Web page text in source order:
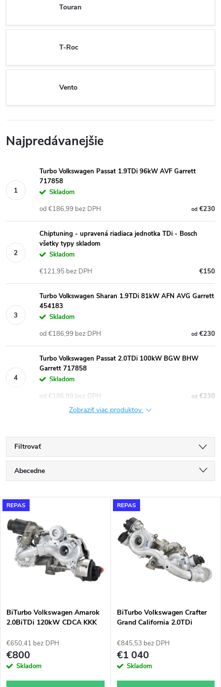
Touran
T-Roc
Vento
Najpredávanejšie
Turbo Volkswagen Passat 1.9TDi 96kW AVF Garrett
717858
Skladom
od€230
od €186,99 bez DPH
Chiptuning - upravená riadiaca jednotka TDi - Bosch
všetky typy skladom
Skladom
€150
€121,95 bez DPH
Turbo Volkswagen Sharan 1.9TDi 81kW AFN AVG Garrett
454183
Skladom
od€230
od €186,99 bez DPH
Turbo Volkswagen Passat 2.0TDi 100kW BGW BHW
Garrett 717858
Skladom
od€230
od €186,99 bez DPH
Zobraziť viac produktov
Filtrovať
R
a
d
e
p
r
Abecedne
Najdrahšie
Najpredávanejšie
V
ý
p
s
p
r
REPAS
BiTurbo Volkswagen Amarok
2.0BiTDi 120kW CDCA KKK
€650,41 bez DPH
€800
Skladom
REPAS
BiTurbo Volkswagen Crafter
Grand California 2.0TDi
10009700313
€845,53 bez DPH
€1 040
Skladom